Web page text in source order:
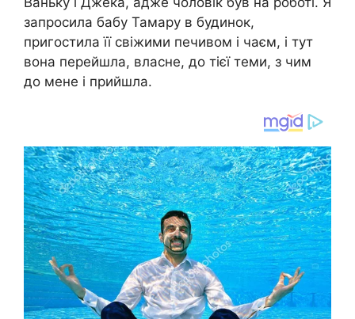
запросила бабу Тамару в будинок,
пригостила її свіжими печивом і чаєм, і тут
вона перейшла, власне, до тієї теми, з чим
до мене і прийшла.